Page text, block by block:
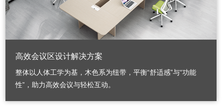
高效会议区设计解决方案
整体以人体工学为基，木色系为纽带，平衡“舒适感”与“功能
性”，助力高效会议与轻松互动。